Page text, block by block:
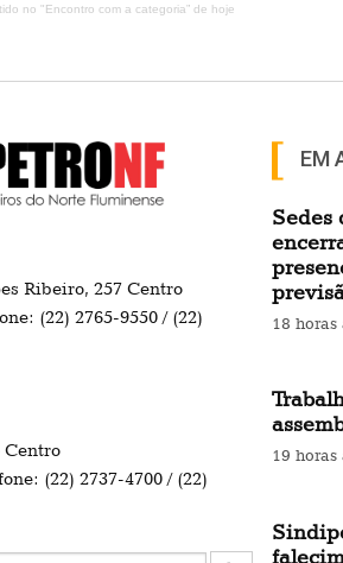
no "Encontro com a categoria” de hoje
Ribeiro, 257 Centro
(22) 2765-9550 / (22)
Centro
(22) 2737-4700 / (22)
Search Button
EM
Sedes
18 horas
19 horas